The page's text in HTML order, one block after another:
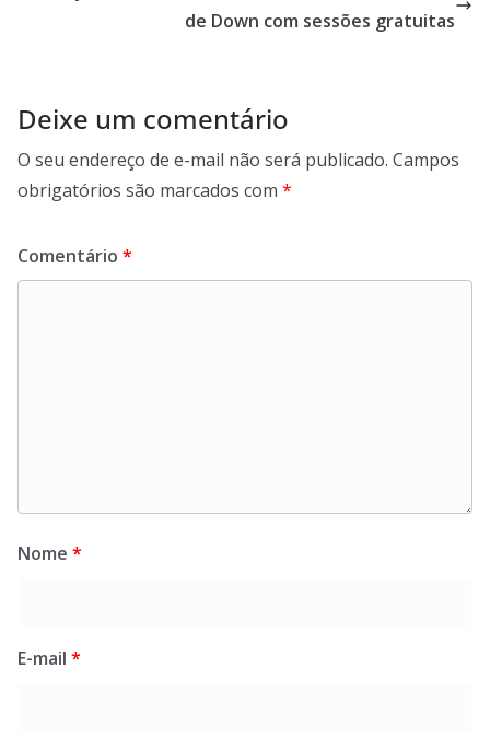
de Down com sessões gratuitas
Deixe um comentário
O seu endereço de e-mail não será publicado. Campos
obrigatórios são marcados com *
Comentário *
Nome *
E-mail *